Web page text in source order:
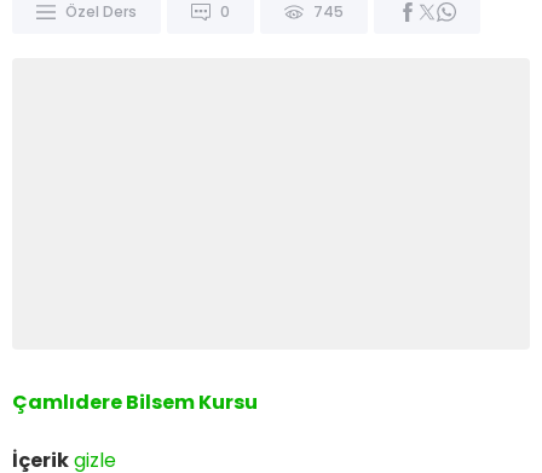
Özel Ders 0 745
Çamlıdere Bilsem Kursu
İçerikgizle